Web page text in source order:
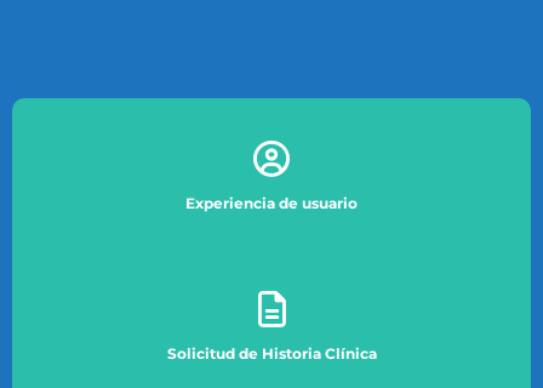
Experiencia de usuario
Solicitud de Historia Clínica